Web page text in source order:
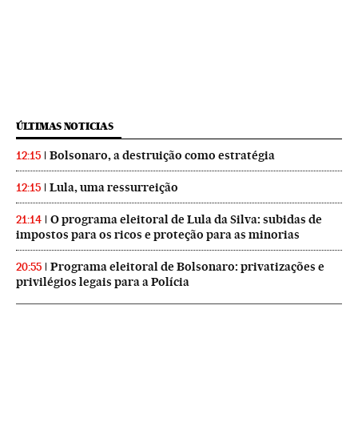
ÚLTIMAS NOTICIAS
12:15 Bolsonaro, a destruição como estratégia
12:15 Lula, uma ressurreição
21:14
O programa eleitoral de Lula da Silva: subidas de
impostos para os ricos e proteção para as minorias
20:55
Programa eleitoral de Bolsonaro: privatizações e
privilégios legais para a Polícia